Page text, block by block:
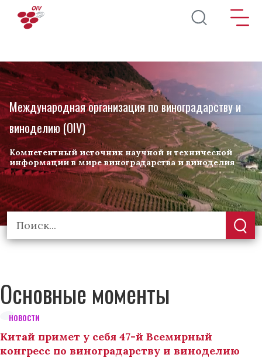
Перейти к основному содержанию
Международная организация по виноградарству и
виноделию (OIV)
Компетентный источник научной и технической
информации в мире виноградарства и виноделия
Основные моменты
НОВОСТИ
Китай примет у себя 47-й Всемирный
конгресс по виноградарству и виноделию